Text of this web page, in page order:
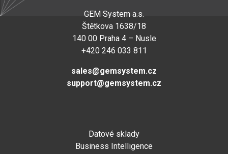
GEM System a.s.
Štětkova 1638/18
140 00 Praha 4 – Nusle
+420 246 033 811
sales@gemsystem.cz
support@gemsystem.cz
Datové sklady
Business Intelligence